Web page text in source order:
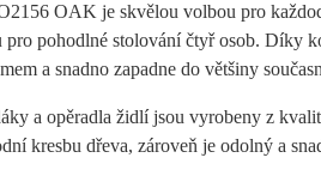
OAK je skvělou volbou pro
pro pohodlné stolování čtyř osob. Díky
a snadno zapadne do většiny
a opěradla židlí jsou vyrobeny z
kresbu dřeva, zároveň je odolný a